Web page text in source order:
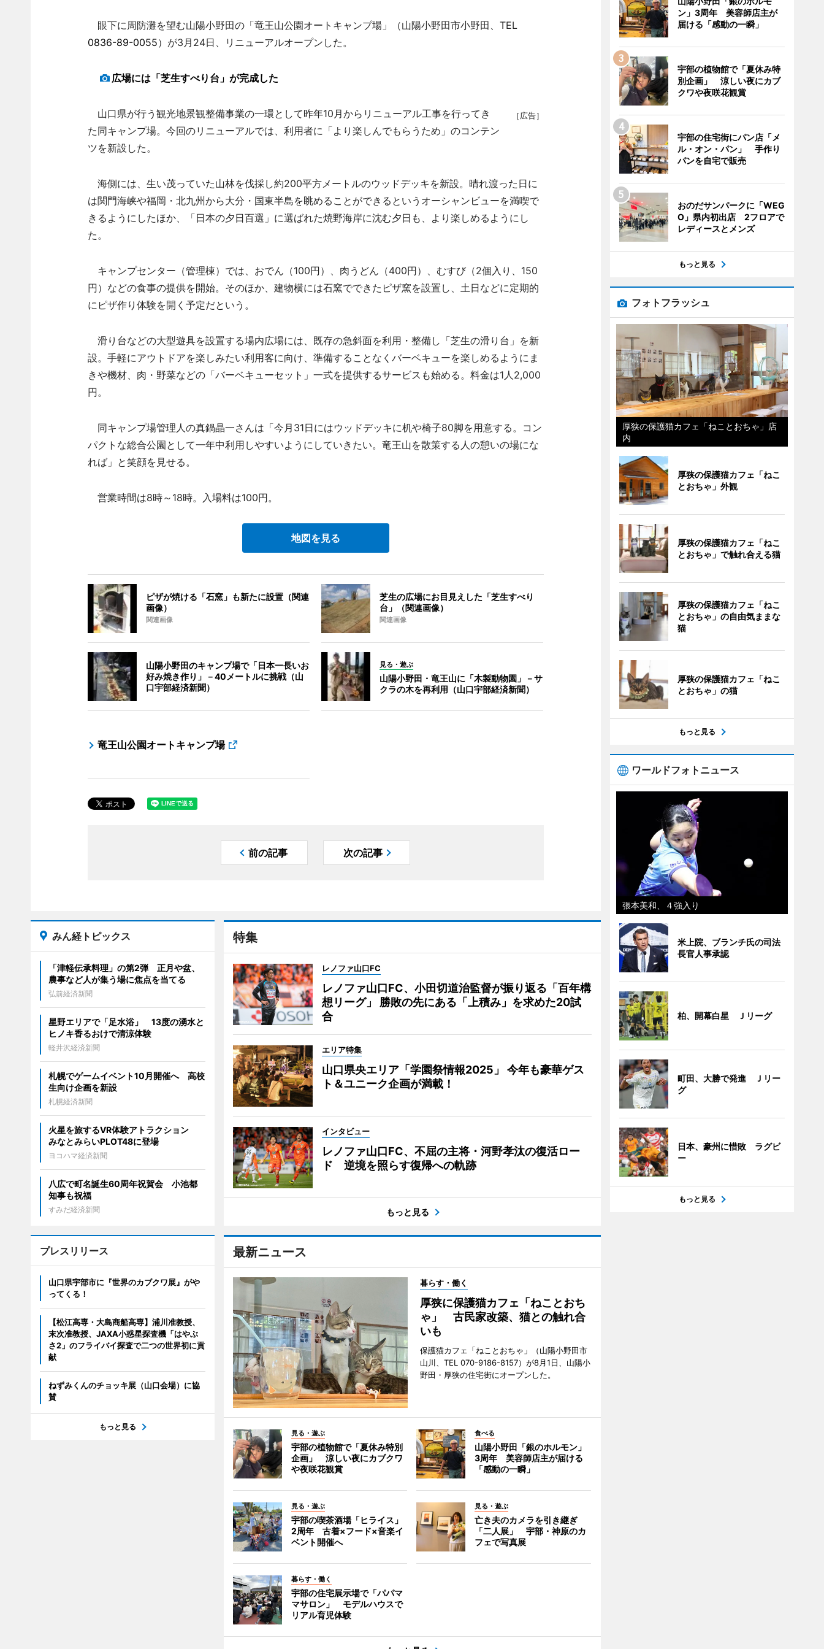
眼下に周防灘を望む山陽小野田の「竜王山公園オートキャンプ場」（山陽小野田市小野田、TEL
0836-89-0055）が3月24日、リニューアルオープンした。
広場には「芝生すべり台」が完成した
［広告］
山口県が行う観光地景観整備事業の一環として昨年10月からリニューアル工事を行ってき
た同キャンプ場。今回のリニューアルでは、利用者に「より楽しんでもらうため」のコンテン
ツを新設した。
海側には、生い茂っていた山林を伐採し約200平方メートルのウッドデッキを新設。晴れ渡った日に
は関門海峡や福岡・北九州から大分・国東半島を眺めることができるというオーシャンビューを満喫で
きるようにしたほか、「日本の夕日百選」に選ばれた焼野海岸に沈む夕日も、より楽しめるようにし
た。
キャンプセンター（管理棟）では、おでん（100円）、肉うどん（400円）、むすび（2個入り、150
円）などの食事の提供を開始。そのほか、建物横には石窯でできたピザ窯を設置し、土日などに定期的
にピザ作り体験を開く予定だという。
滑り台などの大型遊具を設置する場内広場には、既存の急斜面を利用・整備し「芝生の滑り台」を新
設。手軽にアウトドアを楽しみたい利用客に向け、準備することなくバーベキューを楽しめるようにま
きや機材、肉・野菜などの「バーベキューセット」一式を提供するサービスも始める。料金は1人2,000
円。
同キャンプ場管理人の真鍋晶一さんは「今月31日にはウッドデッキに机や椅子80脚を用意する。コン
パクトな総合公園として一年中利用しやすいようにしていきたい。竜王山を散策する人の憩いの場にな
れば」と笑顔を見せる。
営業時間は8時～18時。入場料は100円。
地図を見る
ピザが焼ける「石窯」も新たに設置（関連
画像）
関連画像
芝生の広場にお目見えした「芝生すべり
台」（関連画像）
関連画像
山陽小野田のキャンプ場で「日本一長いお
好み焼き作り」－40メートルに挑戦（山
口宇部経済新聞）
見る・遊ぶ
山陽小野田・竜王山に「木製動物園」－サ
クラの木を再利用（山口宇部経済新聞）
竜王山公園オートキャンプ場
前の記事 次の記事
特集
レノファ山口FC
レノファ山口FC、小田切道治監督が振り返る「百年構
想リーグ」 勝敗の先にある「上積み」を求めた20試
合
エリア特集
山口県央エリア「学園祭情報2025」 今年も豪華ゲス
ト＆ユニーク企画が満載！
インタビュー
レノファ山口FC、不屈の主将・河野孝汰の復活ロー
ド 逆境を照らす復帰への軌跡
もっと見る
最新ニュース
暮らす・働く
厚狭に保護猫カフェ「ねことおち
ゃ」 古民家改築、猫との触れ合
いも
保護猫カフェ「ねことおちゃ」（山陽小野田市
山川、TEL 070-9186-8157）が8月1日、山陽小
野田・厚狭の住宅街にオープンした。
見る・遊ぶ
宇部の植物館で「夏休み特別
企画」 涼しい夜にカブクワ
や夜咲花観賞
食べる
山陽小野田「銀のホルモン」
3周年 美容師店主が届ける
「感動の一瞬」
見る・遊ぶ
宇部の喫茶酒場「ヒライス」
2周年 古着×フード×音楽イ
ベント開催へ
見る・遊ぶ
亡き夫のカメラを引き継ぎ
「二人展」 宇部・神原のカ
フェで写真展
暮らす・働く
宇部の住宅展示場で「パパマ
マサロン」 モデルハウスで
リアル育児体験
みん経トピックス
「津軽伝承料理」の第2弾 正月や盆、
農事など人が集う場に焦点を当てる
弘前経済新聞
星野エリアで「足水浴」 13度の湧水と
ヒノキ香るおけで清涼体験
軽井沢経済新聞
札幌でゲームイベント10月開催へ 高校
生向け企画を新設
札幌経済新聞
火星を旅するVR体験アトラクション
みなとみらいPLOT48に登場
ヨコハマ経済新聞
八広で町名誕生60周年祝賀会 小池都
知事も祝福
すみだ経済新聞
プレスリリース
山口県宇部市に『世界のカブクワ展』がや
ってくる！
【松江高専・大島商船高専】浦川准教授、
末次准教授、JAXA小惑星探査機「はやぶ
さ2」のフライバイ探査で二つの世界初に貢
献
ねずみくんのチョッキ展（山口会場）に協
賛
もっと見る
ン」3周年 美容師店主が
届ける「感動の一瞬」
宇部の植物館で「夏休み特
別企画」 涼しい夜にカブ
クワや夜咲花観賞
宇部の住宅街にパン店「メ
ル・オン・パン」 手作り
パンを自宅で販売
おのだサンパークに「WEG
O」県内初出店 2フロアで
レディースとメンズ
もっと見る
フォトフラッシュ
厚狭の保護猫カフェ「ねことおちゃ」店
内
厚狭の保護猫カフェ「ねこ
とおちゃ」外観
厚狭の保護猫カフェ「ねこ
とおちゃ」で触れ合える猫
厚狭の保護猫カフェ「ねこ
とおちゃ」の自由気ままな
猫
厚狭の保護猫カフェ「ねこ
とおちゃ」の猫
もっと見る
ワールドフォトニュース
張本美和、４強入り
米上院、ブランチ氏の司法
長官人事承認
柏、開幕白星 Ｊリーグ
町田、大勝で発進 Ｊリー
グ
日本、豪州に惜敗 ラグビ
ー
もっと見る